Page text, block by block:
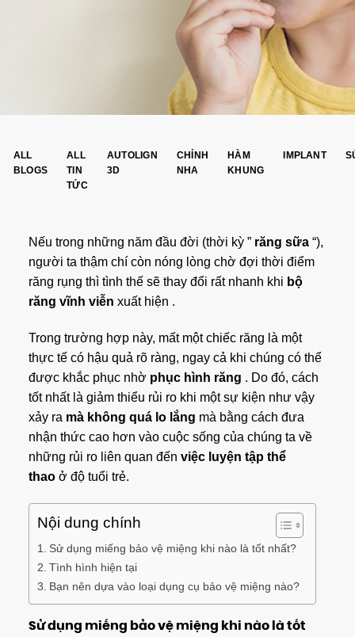
ALL
BLOGS
ALL
TIN
TỨC
AUTOLIGN
3D
CHỈNH
NHA
HÀM
KHUNG
IMPLANT
Nếu trong những năm đầu đời (thời kỳ ” răng sữa“),
người ta thậm chí còn nóng lòng chờ đợi thời điểm
răng rụng thì tình thế sẽ thay đổi rất nhanh khi bộ
răng vĩnh viễn xuất hiện .
Trong trường hợp này, mất một chiếc răng là một
thực tế có hậu quả rõ ràng, ngay cả khi chúng có thể
được khắc phục nhờ phục hình răng . Do đó, cách
tốt nhất là giảm thiểu rủi ro khi một sự kiện như vậy
xảy ra mà không quá lo lắng mà bằng cách đưa
nhận thức cao hơn vào cuộc sống của chúng ta về
những rủi ro liên quan đến việc luyện tập thể
thaoở độ tuổi trẻ.
Nội dung chính
Sử dụng miếng bảo vệ miệng khi nào là tốt nhất?
Tình hình hiện tại
Bạn nên dựa vào loại dụng cụ bảo vệ miệng nào?
Sử dụng miếng bảo vệ miệng khi nào là tốt